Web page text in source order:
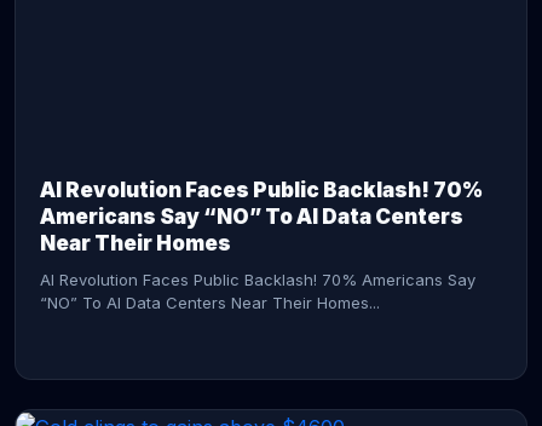
AI Revolution Faces Public Backlash! 70%
Americans Say “NO” To AI Data Centers
Near Their Homes
AI Revolution Faces Public Backlash! 70% Americans Say
“NO” To AI Data Centers Near Their Homes...